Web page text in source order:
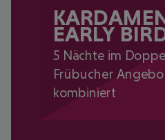
EARLY
5 Nächte im
Frübucher
kombiniert